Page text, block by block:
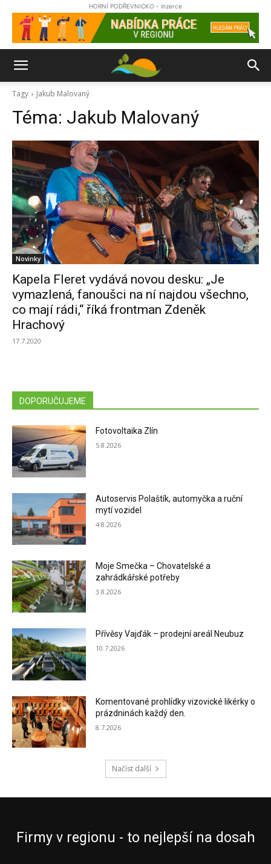
HORNÍ PODŘEVNICKO - inzerce
Tagy Jakub Malovaný
Téma: Jakub Malovaný
Novinky
Kapela Fleret vydává novou desku: „Je
vymazlená, fanoušci na ní najdou všechno,
co mají rádi,“ říká frontman Zdeněk
Hrachový
17.7.2020
DOPORUČUJEME
Fotovoltaika Zlín
5.8.2026
Autoservis Polaštík, automyčka a ruční
mytí vozidel
4.8.2026
Moje Smečka – Chovatelské a
zahrádkářské potřeby
3.8.2026
Přívěsy Vajďák – prodejní areál Neubuz
10.7.2026
Komentované prohlídky vizovické likérky o
prázdninách každý den.
8.7.2026
Načíst další
Firmy v regionu - to nejlepší na dosah